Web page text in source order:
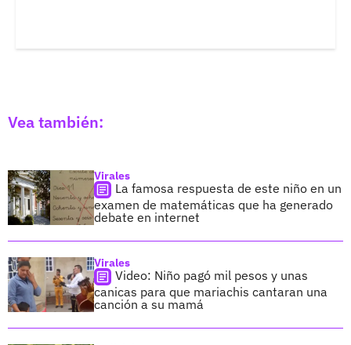
Vea también:
Virales
La famosa respuesta de este niño en un
examen de matemáticas que ha generado
debate en internet
Virales
Video: Niño pagó mil pesos y unas
canicas para que mariachis cantaran una
canción a su mamá